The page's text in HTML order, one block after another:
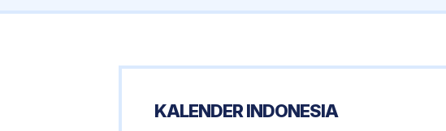
KALENDER INDONESIA